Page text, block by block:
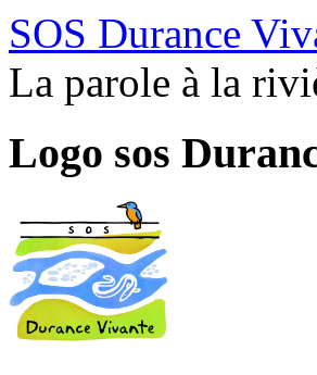
SOS Durance
La parole à la
Logo sos